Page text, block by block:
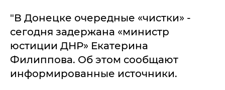
"В Донецке очередные «чистки» -
сегодня задержана «министр
юстиции ДНР» Екатерина
Филиппова. Об этом сообщают
информированные источники.